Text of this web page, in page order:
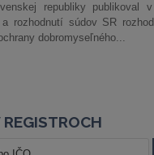
republiky publikoval
rozhodnutí súdov SR
dobromyseľného...